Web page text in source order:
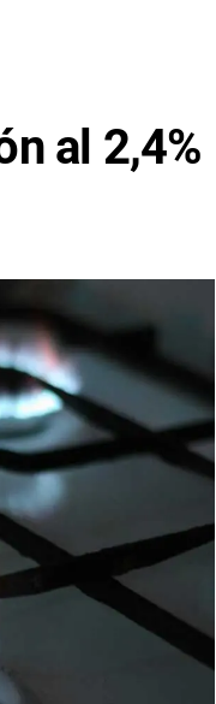
al 2,4%